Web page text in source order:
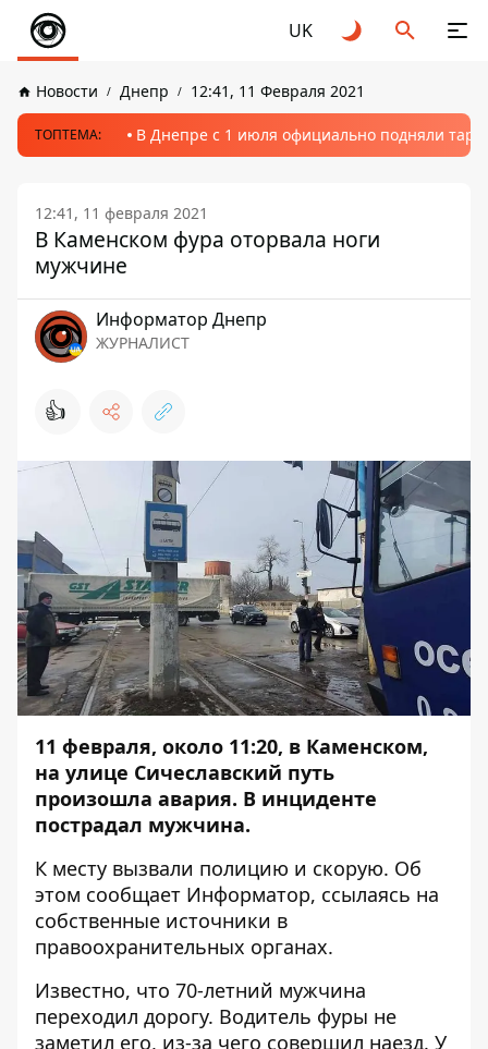
UK
Новости Днепр 12:41, 11 Февраля 2021
ТОПТЕМА: В Днепре с 1 июля официально подняли
12:41, 11 февраля 2021
В Каменском фура оторвала ноги
мужчине
Информатор Днепр
ЖУРНАЛИСТ
👍
11 февраля, около 11:20, в Каменском,
на улице Сичеславский путь
произошла авария. В инциденте
пострадал мужчина.
К месту вызвали полицию и скорую. Об
этом сообщает Информатор, ссылаясь на
собственные источники в
правоохранительных органах.
Известно, что 70-летний мужчина
переходил дорогу. Водитель фуры не
заметил его, из-за чего совершил наезд. У